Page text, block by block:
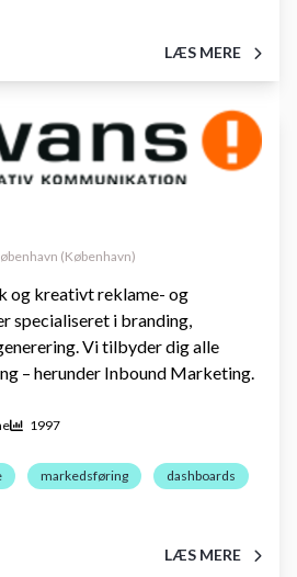
LÆS MERE
(København)
og kreativt reklame- og
specialiseret i branding,
Vi tilbyder dig alle
– herunder Inbound Marketing.
1997
markedsføring dashboards
LÆS MERE